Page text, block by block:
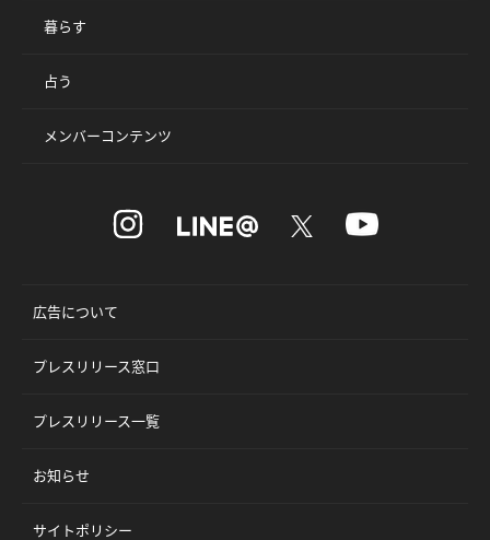
暮らす
占う
メンバーコンテンツ
広告について
プレスリリース窓口
プレスリリース一覧
お知らせ
サイトポリシー